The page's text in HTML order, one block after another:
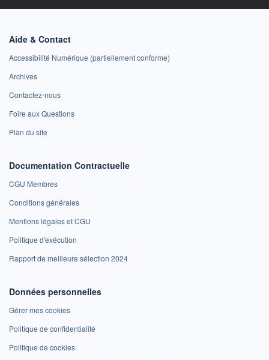
Aide & Contact
Accessibilité Numérique (partiellement conforme)
Archives
Contactez-nous
Foire aux Questions
Plan du site
Documentation Contractuelle
CGU Membres
Conditions générales
Mentions légales et CGU
Politique d'exécution
Rapport de meilleure sélection 2024
Données personnelles
Gérer mes cookies
Politique de confidentialité
Politique de cookies